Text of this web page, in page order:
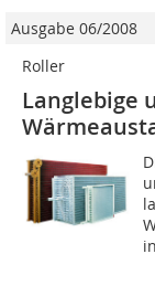
Ausgabe 06/2008
Roller
Langlebige